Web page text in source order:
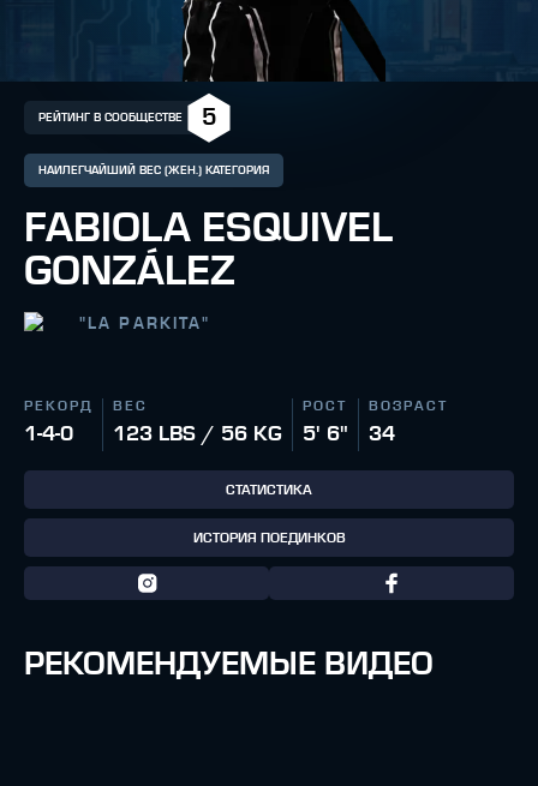
НАИЛЕГЧАЙШИЙ ВЕС (ЖЕН.) КАТЕГОРИЯ
РЕЙТИНГ В СООБЩЕСТВЕ 5
FABIOLA ESQUIVEL
GONZÁLEZ
" LA PARKITA"
РЕКОРД
1-4-0
ВЕС
123 LBS / 56 KG
РОСТ
5' 6"
ВОЗРАСТ
34
СТАТИСТИКА
ИСТОРИЯ ПОЕДИНКОВ
РЕКОМЕНДУЕМЫЕ ВИДЕО